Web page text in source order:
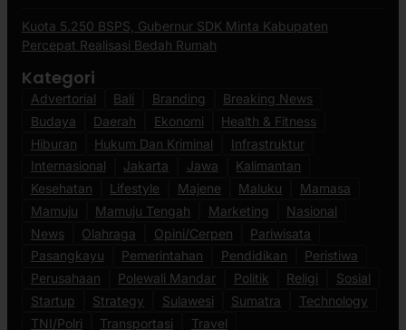
Kuota 5.250 BSPS, Gubernur SDK Minta Kabupaten
Percepat Realisasi Bedah Rumah
Kategori
Advertorial Bali Branding
Breaking News
Budaya
Daerah Ekonomi
Health & Fitness
Hiburan
Hukum Dan Kriminal
Infrastruktur
Internasional
Jakarta Jawa
Kalimantan
Kesehatan
Lifestyle Majene Maluku
Mamasa
Mamuju
Mamuju Tengah Marketing
Nasional
News
Olahraga Opini/Cerpen
Pariwisata
Pasangkayu
Pemerintahan Pendidikan
Peristiwa
Perusahaan
Polewali Mandar Politik Religi
Sosial
Startup
Strategy Sulawesi Sumatra
Technology
TNI/Polri
Transportasi Travel